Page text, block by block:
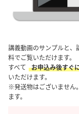
講義動画のサンプルと、
料でご覧いただけます。
すべて
お申込み後すぐ
いただけます。
※発送物はございません
ます。